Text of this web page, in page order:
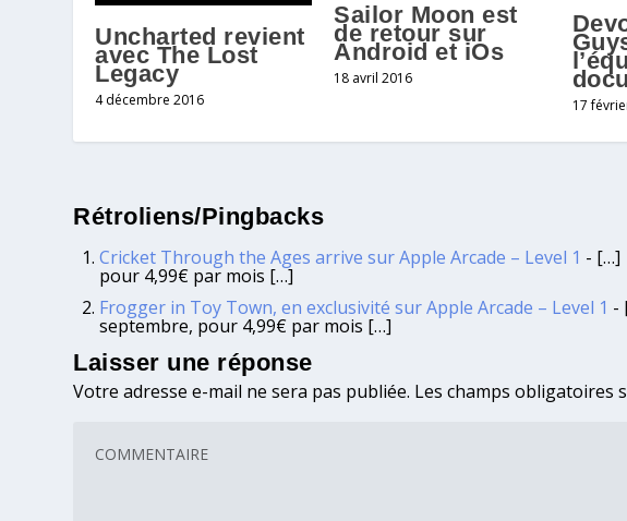
Uncharted revient
avec The Lost
Legacy
4 décembre 2016
Sailor Moon est
de retour sur
Android et iOs
18 avril 2016
17
Rétroliens/Pingbacks
Cricket Through the Ages arrive sur Apple Arcade – Level 1 - […]
pour 4,99€ par mois […]
Frogger in Toy Town, en exclusivité sur Apple Arcade – Level 1 -
septembre, pour 4,99€ par mois […]
Laisser une réponse
Votre adresse e-mail ne sera pas publiée. Les champs obligatoires